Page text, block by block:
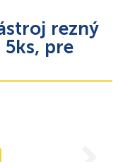
rezný
pre